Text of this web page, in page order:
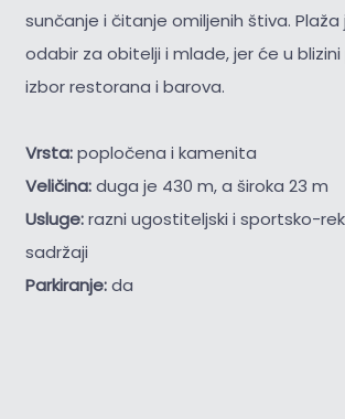
sunčanje i čitanje omiljenih štiva. Plaža
odabir za obitelji i mlade, jer će u
izbor restorana i barova.
Vrsta:popločena i kamenita
Veličina:duga je 430 m, a široka 23 m
Usluge:razni ugostiteljski i sportsko-
sadržaji
Parkiranje:da